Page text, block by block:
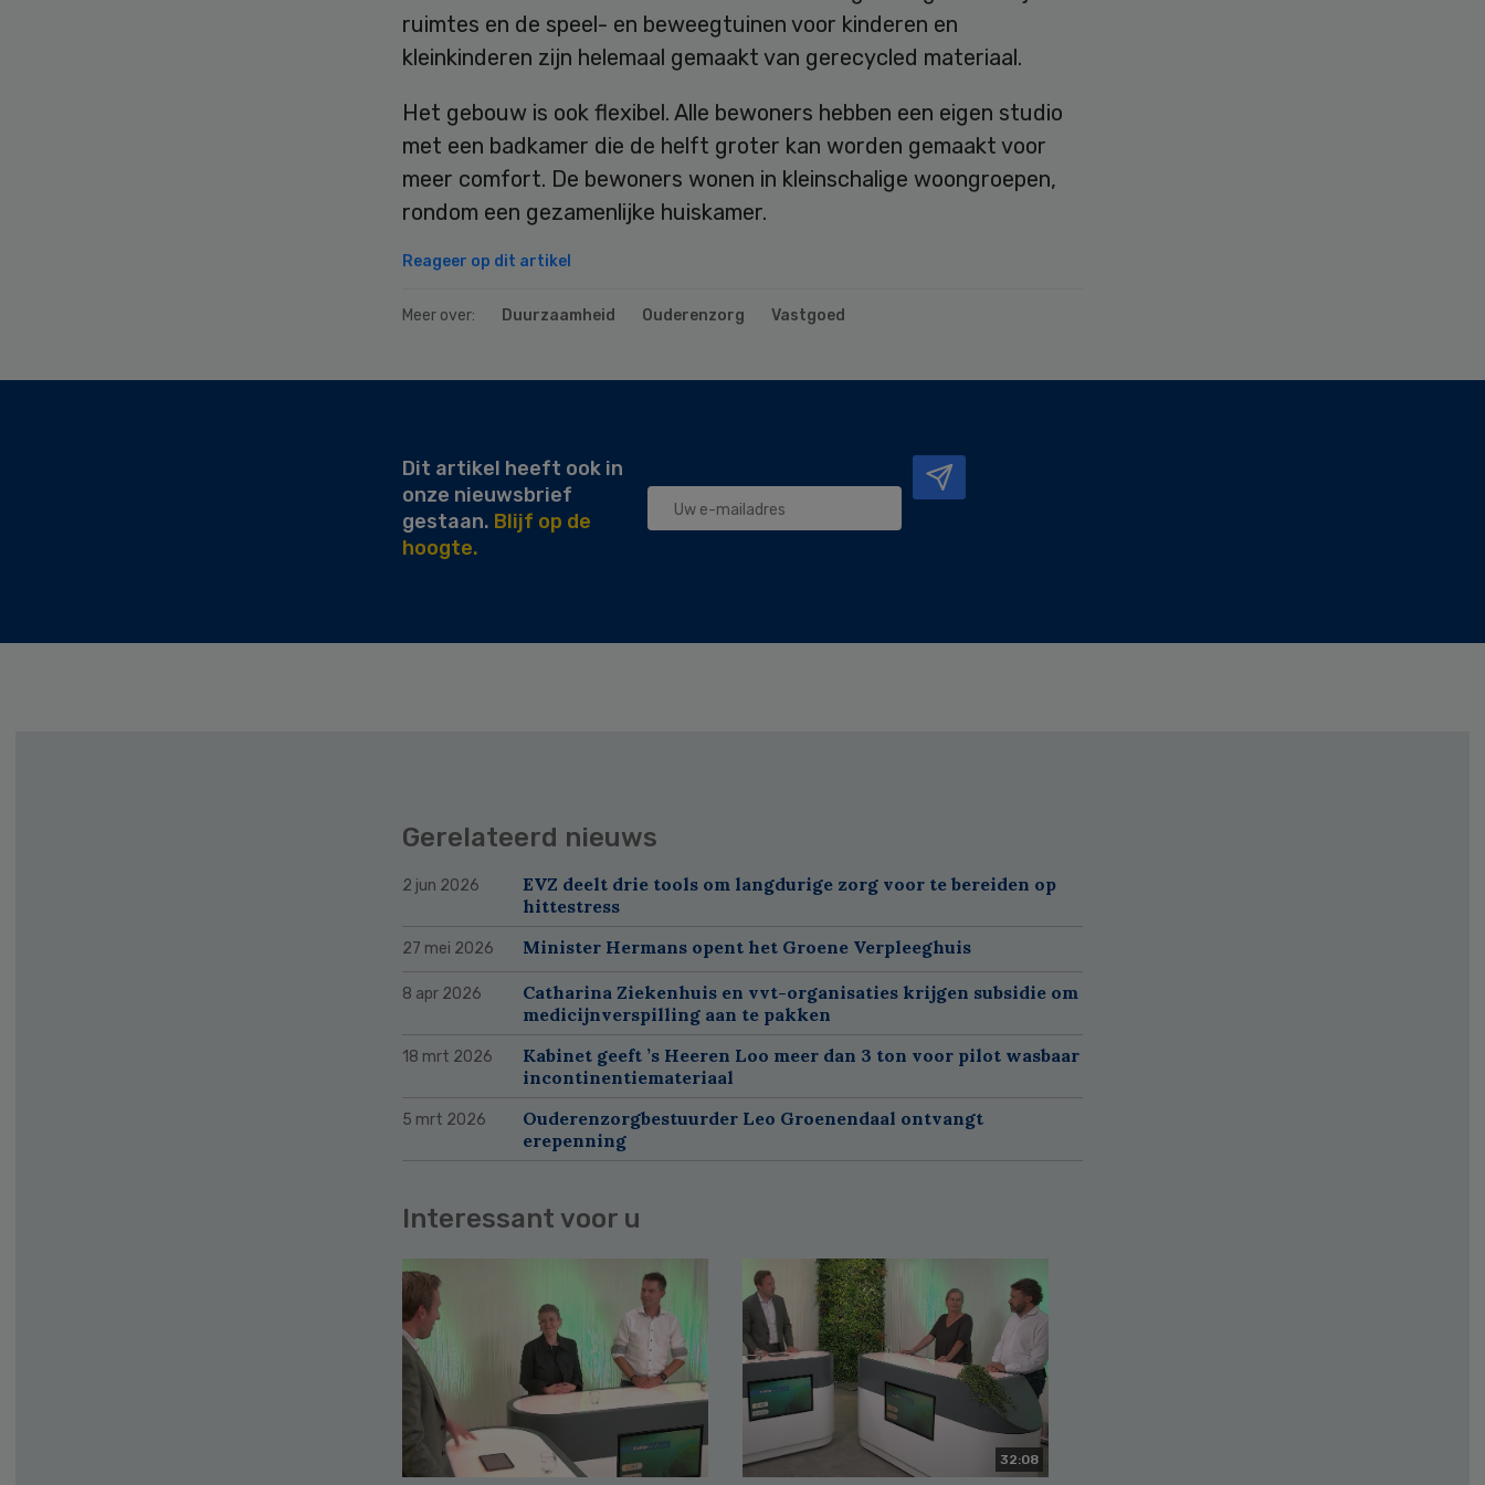
ruimtes en de speel- en beweegtuinen voor kinderen en
kleinkinderen zijn helemaal gemaakt van gerecycled materiaal.
Het gebouw is ook flexibel. Alle bewoners hebben een eigen studio
met een badkamer die de helft groter kan worden gemaakt voor
meer comfort. De bewoners wonen in kleinschalige woongroepen,
rondom een gezamenlijke huiskamer.
Reageer op dit artikel
Meer over: Duurzaamheid Ouderenzorg Vastgoed
Dit artikel heeft ook in
onze nieuwsbrief
gestaan. Blijf op de
hoogte.
Gerelateerd nieuws
2 jun 2026
EVZ deelt drie tools om langdurige zorg voor te bereiden op
hittestress
27 mei 2026 Minister Hermans opent het Groene Verpleeghuis
8 apr 2026
Catharina Ziekenhuis en vvt-organisaties krijgen subsidie om
medicijnverspilling aan te pakken
18 mrt 2026
Kabinet geeft ’s Heeren Loo meer dan 3 ton voor pilot wasbaar
incontinentiemateriaal
5 mrt 2026
Ouderenzorgbestuurder Leo Groenendaal ontvangt
erepenning
Interessant voor u
32:08